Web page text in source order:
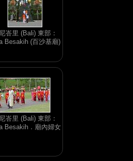
峇里 (Bali) 東部：
Besakih (百沙基廟)
峇里 (Bali) 東部：
Besakih．廟內婦女